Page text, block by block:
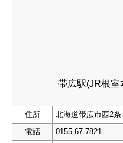
帯広駅(JR根室
住所
北海道帯広市西2
電話
0155-67-7821